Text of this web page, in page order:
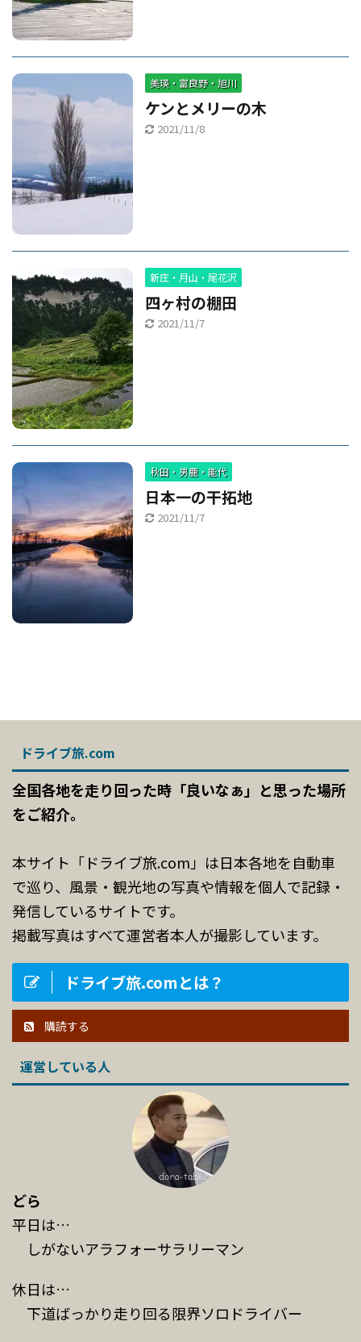
美瑛・富良野・旭川
ケンとメリーの木
2021/11/8
新庄・月山・尾花沢
四ヶ村の棚田
2021/11/7
秋田・男鹿・能代
日本一の干拓地
2021/11/7
ドライブ旅.com
全国各地を走り回った時「良いなぁ」と思った場所
をご紹介。
本サイト「ドライブ旅.com」は日本各地を自動車
で巡り、風景・観光地の写真や情報を個人で記録・
発信しているサイトです。
掲載写真はすべて運営者本人が撮影しています。
ドライブ旅.comとは？
購読する
運営している人
どら
平日は…
しがないアラフォーサラリーマン
休日は…
下道ばっかり走り回る限界ソロドライバー